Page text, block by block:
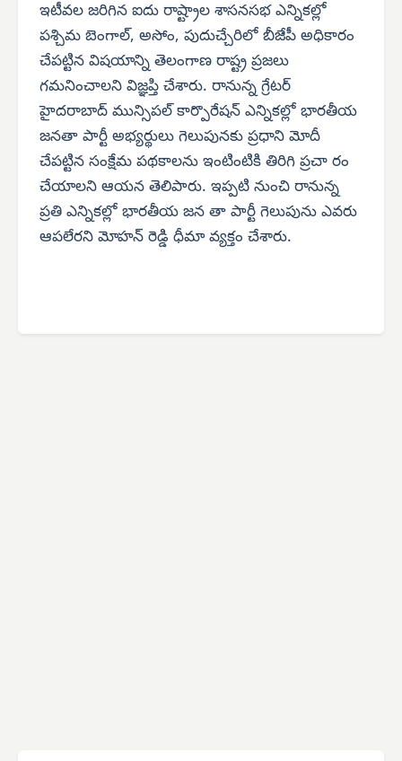
ఇటీవల జరిగిన ఐదు రాష్ట్రాల శాసనసభ ఎన్నికల్లో
పశ్చిమ బెంగాల్, అసోం, పుదుచ్చేరిలో బీజేపీ అధికారం
చేపట్టిన విషయాన్ని తెలంగాణ రాష్ట్ర ప్రజలు
గమనించాలని విజ్ఞప్తి చేశారు. రానున్న గ్రేటర్
హైదరాబాద్ మున్సిపల్ కార్పొరేషన్ ఎన్నికల్లో భారతీయ
జనతా పార్టీ అభ్యర్థులు గెలుపునకు ప్రధాని మోదీ
చేపట్టిన సంక్షేమ పథకాలను ఇంటింటికి తిరిగి ప్రచా రం
చేయాలని ఆయన తెలిపారు. ఇప్పటి నుంచి రానున్న
ప్రతి ఎన్నికల్లో భారతీయ జన తా పార్టీ గెలుపును ఎవరు
ఆపలేరని మోహన్ రెడ్డి ధీమా వ్యక్తం చేశారు.